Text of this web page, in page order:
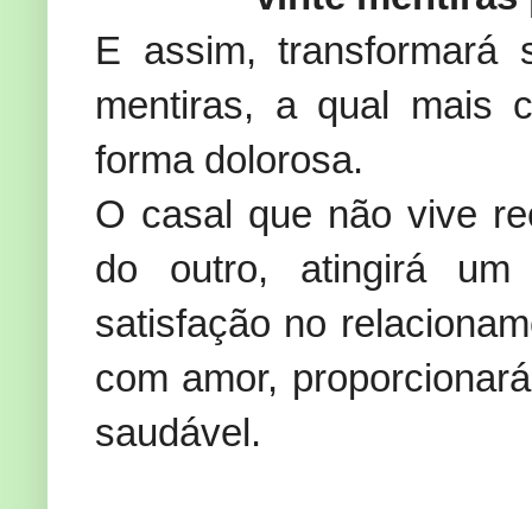
E assim,
mentiras, a qual mais
forma dolorosa.
O casal que não vive
do outro, atingirá
satisfação no
com amor,
saudável.